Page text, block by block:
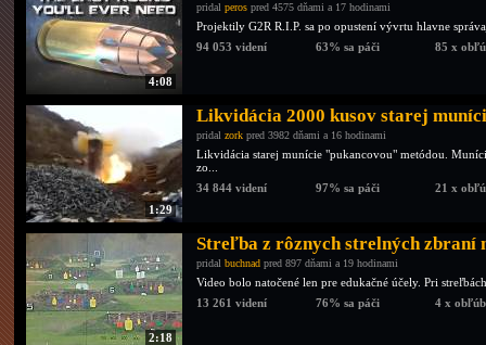
4:08
pridal peros pred 4575 dňami a 17 hodinami
Projektily G2R R.I.P. sa po opustení vývrtu hlavne
94 053 videní
63% sa páči 85 x
1:29
Likvidácia 2000 kusov starej
pridal zork pred 3982 dňami a 16 hodinami
Likvidácia starej munície "pukancovou" metódou.
zo...
34 844 videní
97% sa páči 21 x
2:18
Streľba z rôznych strelných zbraní
pridal buchnad pred 897 dňami a 19 hodinami
Video bolo natočené len pre edukačné účely. Pri
13 261 videní
76% sa páči 4 x